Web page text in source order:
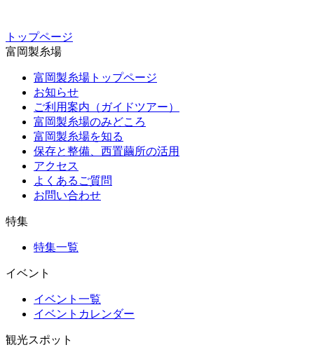
トップページ
富岡製糸場
富岡製糸場トップページ
お知らせ
ご利用案内（ガイドツアー）
富岡製糸場のみどころ
富岡製糸場を知る
保存と整備、西置繭所の活用
アクセス
よくあるご質問
お問い合わせ
特集
特集一覧
イベント
イベント一覧
イベントカレンダー
観光スポット